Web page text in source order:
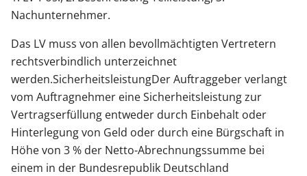
Nachunternehmer.
Das LV muss von allen bevollmächtigten Vertretern
rechtsverbindlich unterzeichnet
werden.SicherheitsleistungDer Auftraggeber verlangt
vom Auftragnehmer eine Sicherheitsleistung zur
Vertragserfüllung entweder durch Einbehalt oder
Hinterlegung von Geld oder durch eine Bürgschaft in
Höhe von 3 % der Netto-Abrechnungssumme bei
einem in der Bundesrepublik Deutschland